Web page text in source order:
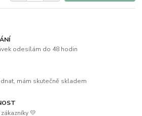
odesílám do 48 hodin
mám skutečně skladem
💛